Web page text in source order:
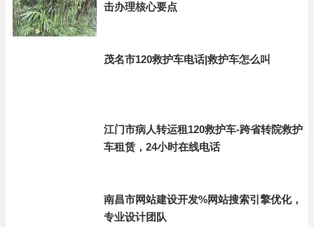
击办理核心要点
茂名市120救护车电话|救护车怎么叫
江门市病人转运租120救护车-跨省转院救护
车租赁，24小时在线电话
南昌市网站建设开发%网站搜索引擎优化，
专业设计团队